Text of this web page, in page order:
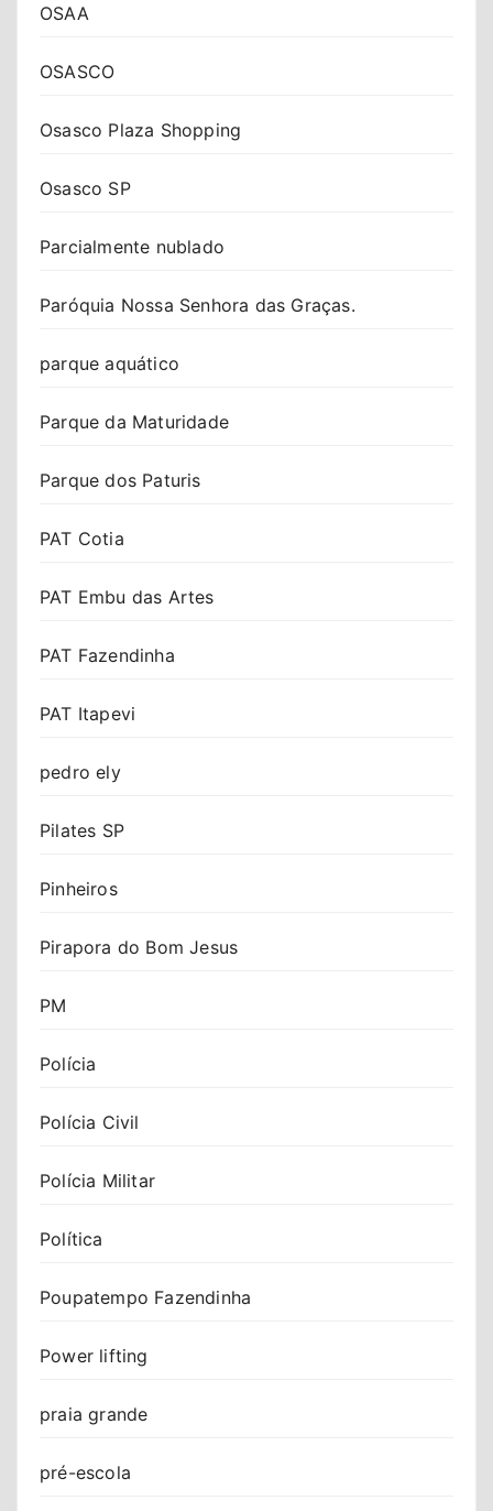
OSAA
OSASCO
Osasco Plaza Shopping
Osasco SP
Parcialmente nublado
Paróquia Nossa Senhora das Graças.
parque aquático
Parque da Maturidade
Parque dos Paturis
PAT Cotia
PAT Embu das Artes
PAT Fazendinha
PAT Itapevi
pedro ely
Pilates SP
Pinheiros
Pirapora do Bom Jesus
PM
Polícia
Polícia Civil
Polícia Militar
Política
Poupatempo Fazendinha
Power lifting
praia grande
pré-escola